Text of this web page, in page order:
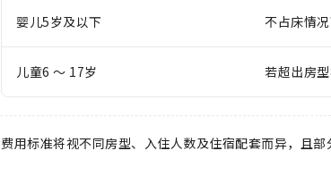
婴儿5岁及以下 不占床情
儿童6 ～ 17岁 若超出房
费用标准将视不同房型、入住人数及住宿配套而异，且